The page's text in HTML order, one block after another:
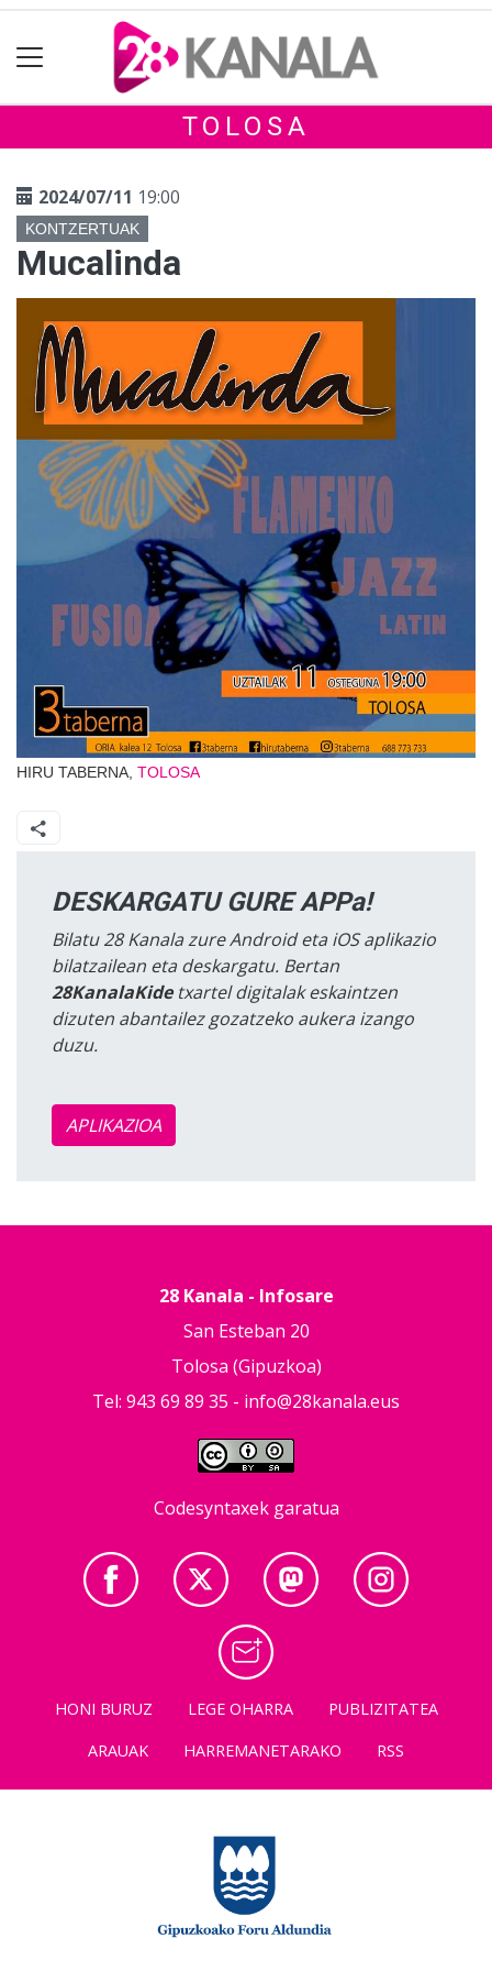
TOLOSA
2024/07/11 19:00
KONTZERTUAK
Mucalinda
HIRU TABERNA, TOLOSA
DESKARGATU GURE APPa!
Bilatu 28 Kanala zure Android eta iOS aplikazio
bilatzailean eta deskargatu. Bertan
28KanalaKidetxartel digitalak eskaintzen
dizuten abantailez gozatzeko aukera izango
duzu.
APLIKAZIOA
28 Kanala - Infosare
San Esteban 20
Tolosa (Gipuzkoa)
Tel: 943 69 89 35 - info@28kanala.eus
Codesyntaxek garatua
HONI BURUZ LEGE OHARRA
PUBLIZITATEA
ARAUAK
HARREMANETARAKO RSS